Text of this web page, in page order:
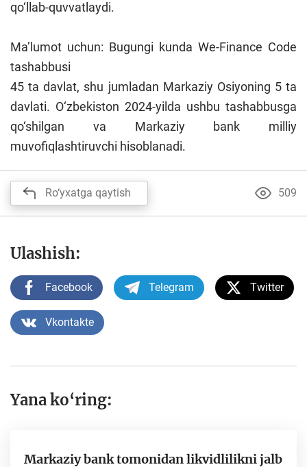
qo‘llab-quvvatlaydi.
Ma’lumot uchun: Bugungi kunda We-Finance Code
tashabbusi
45 ta davlat, shu jumladan Markaziy Osiyoning 5 ta
davlati. O‘zbekiston 2024-yilda ushbu tashabbusga
qo‘shilgan va Markaziy bank milliy
muvofiqlashtiruvchi hisoblanadi.
Ro‘yxatga qaytish 509
Ulashish:
Facebook Telegram Twitter
Vkontakte
Yana ko‘ring:
Markaziy bank tomonidan likvidlilikni jalb